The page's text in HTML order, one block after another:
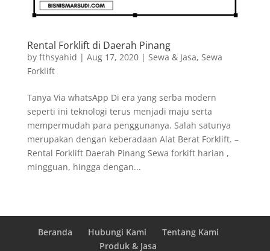
Rental Forklift di Daerah Pinang
by fthsyahid | Aug 17, 2020| Sewa & Jasa, Sewa
Forklift
Tanya Via whatsApp Di era yang serba modern
seperti ini teknologi terus menjadi maju serta
mempermudah para penggunanya. Salah satunya
merupakan dengan keberadaan Alat Berat Forklift. –
Rental Forklift Daerah Pinang Sewa forkift harian ,
mingguan, hingga dengan...
Beranda Hubungi Kami
Tentang Kami
Produk & Jasa